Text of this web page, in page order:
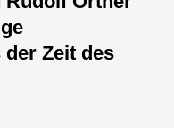
Zeit des